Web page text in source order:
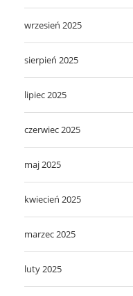
wrzesień 2025
sierpień 2025
lipiec 2025
czerwiec 2025
maj 2025
kwiecień 2025
marzec 2025
luty 2025